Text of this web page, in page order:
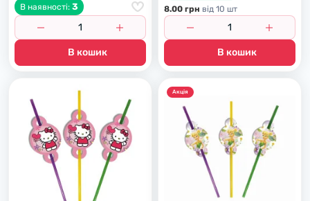
В наявності: 3
В кошик
8.00 грн вiд 10 шт
В кошик
Акцiя